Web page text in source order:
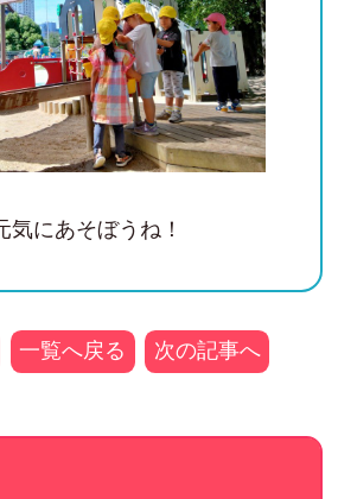
にあそぼうね！
一覧へ戻る 次の記事へ